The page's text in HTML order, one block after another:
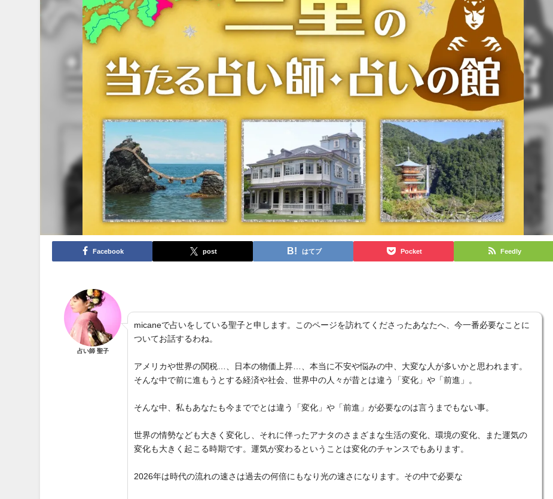
Facebook post はてブ Pocket Feedly
占い師 聖子
micaneで占いをしている聖子と申します。このページを訪れてくださったあなたへ、今一番必要なことに
ついてお話するわね。
アメリカや世界の関税…、日本の物価上昇…、本当に不安や悩みの中、大変な人が多いかと思われます。
そんな中で前に進もうとする経済や社会、世界中の人々が昔とは違う「変化」や「前進」。
そんな中、私もあなたも今まででとは違う「変化」や「前進」が必要なのは言うまでもない事。
世界の情勢なども大きく変化し、それに伴ったアナタのさまざまな生活の変化、環境の変化、また運気の
変化も大きく起こる時期です。運気が変わるということは変化のチャンスでもあります。
2026年は時代の流れの速さは過去の何倍にもなり光の速さになります。その中で必要な